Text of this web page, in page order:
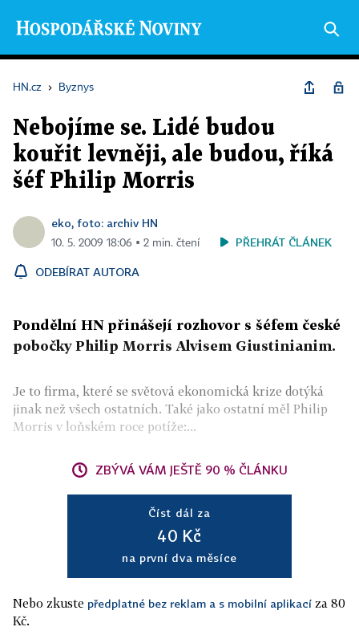
HN.cz › Byznys
Nebojíme se. Lidé budou
kouřit levněji, ale budou, říká
šéf Philip Morris
eko, foto: archiv HN
10. 5. 2009 18:06 ▪ 2 min. čtení PŘEHRÁT ČLÁNEK
ODEBÍRAT AUTORA
Pondělní HN přinášejí rozhovor s šéfem české
pobočky Philip Morris Alvisem Giustinianim.
Je to firma, které se světová ekonomická krize dotýká
jinak než všech ostatních. Také jako ostatní měl Philip
Morris v loňském roce potíže:...
ZBÝVÁ VÁM JEŠTĚ 90 % ČLÁNKU
Číst dál za
40 Kč
na první dva měsíce
Nebo zkuste předplatné bez reklam a s mobilní aplikací za 80
Kč.